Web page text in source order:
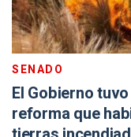
SENADO
El Gobierno
reforma que